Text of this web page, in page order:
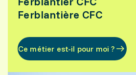
Ferblantière CFC
Ce métier est-il pour moi ?